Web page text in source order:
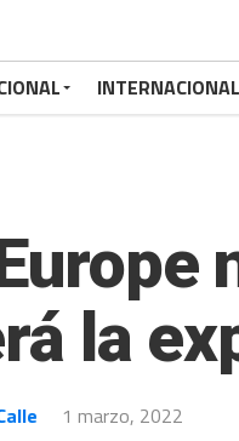
INTERNACIONAL
la
1 marzo, 2022